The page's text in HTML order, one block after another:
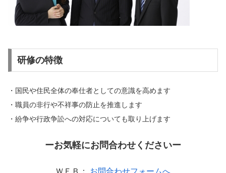
研修の特徴
・国民や住民全体の奉仕者としての意識を高めます
・職員の非行や不祥事の防止を推進します
・紛争や行政争訟への対応についても取り上げます
ーお気軽にお問合わせくださいー